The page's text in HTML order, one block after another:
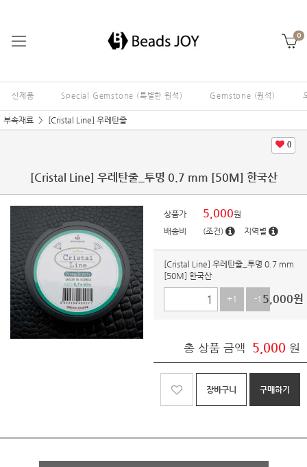
0
신제품 Special Gemstone (특별한 원석) Gemstone (원석)
부속재료 [Cristal Line] 우레탄줄
0
[Cristal Line] 우레탄줄_투명 0.7 mm [50M] 한국산
상품가 5,000원
배송비
(조건) 지역별
[Cristal Line] 우레탄줄_투명 0.7 mm
[50M] 한국산
+1 -1 5,000원
총 상품 금액 5,000 원
장바구니 구매하기